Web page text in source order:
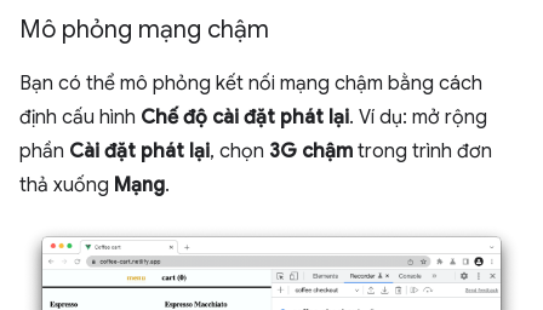
Mô phỏng mạng chậm
Bạn có thể mô phỏng kết nối mạng chậm bằng cách
định cấu hình Chế độ cài đặt phát lại. Ví dụ: mở rộng
phần Cài đặt phát lại, chọn 3G chậm trong trình đơn
thả xuống Mạng.